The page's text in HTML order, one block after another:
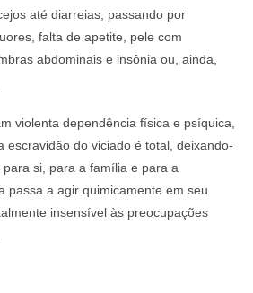
até diarreias, passando por
falta de apetite, pele com
abdominais e insônia ou, ainda,
violenta dependência física e psíquica,
escravidão do viciado é total, deixando-
si, para a família e para a
passa a agir quimicamente em seu
insensível às preocupações